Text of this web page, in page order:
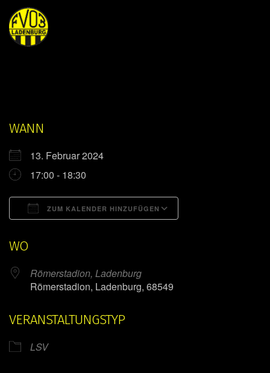
WANN
13. Februar 2024
17:00 - 18:30
ZUM KALENDER HINZUFÜGEN
WO
Römerstadion, Ladenburg
Römerstadion, Ladenburg, 68549
VERANSTALTUNGSTYP
LSV